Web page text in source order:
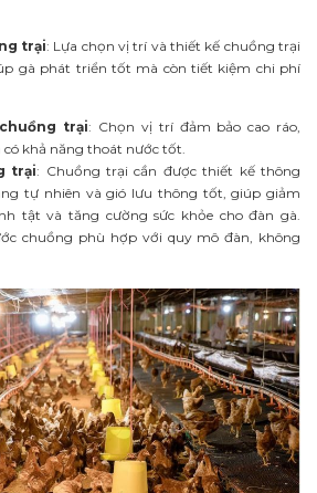
trại: Lựa chọn vị trí và thiết kế chuồng trại
gà phát triển tốt mà còn tiết kiệm chi phí
trại: Chọn vị trí đảm bảo cao ráo,
khả năng thoát nước tốt.
trại: Chuồng trại cần được thiết kế thông
tự nhiên và gió lưu thông tốt, giúp giảm
tật và tăng cường sức khỏe cho đàn gà.
chuồng phù hợp với quy mô đàn, không